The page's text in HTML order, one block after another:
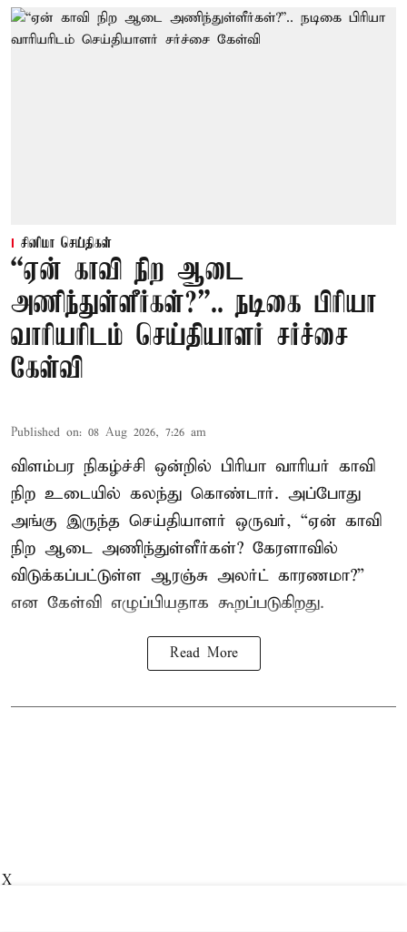
சினிமா செய்திகள்
“ஏன் காவி நிற ஆடை
அணிந்துள்ளீர்கள்?”.. நடிகை பிரியா
வாரியரிடம் செய்தியாளர் சர்ச்சை
கேள்வி
Published on: 08 Aug 2026, 7:26 am
விளம்பர நிகழ்ச்சி ஒன்றில் பிரியா வாரியர் காவி
நிற உடையில் கலந்து கொண்டார். அப்போது
அங்கு இருந்த செய்தியாளர் ஒருவர், “ஏன் காவி
நிற ஆடை அணிந்துள்ளீர்கள்? கேரளாவில்
விடுக்கப்பட்டுள்ள ஆரஞ்சு அலர்ட் காரணமா?”
என கேள்வி எழுப்பியதாக கூறப்படுகிறது.
Read More
X